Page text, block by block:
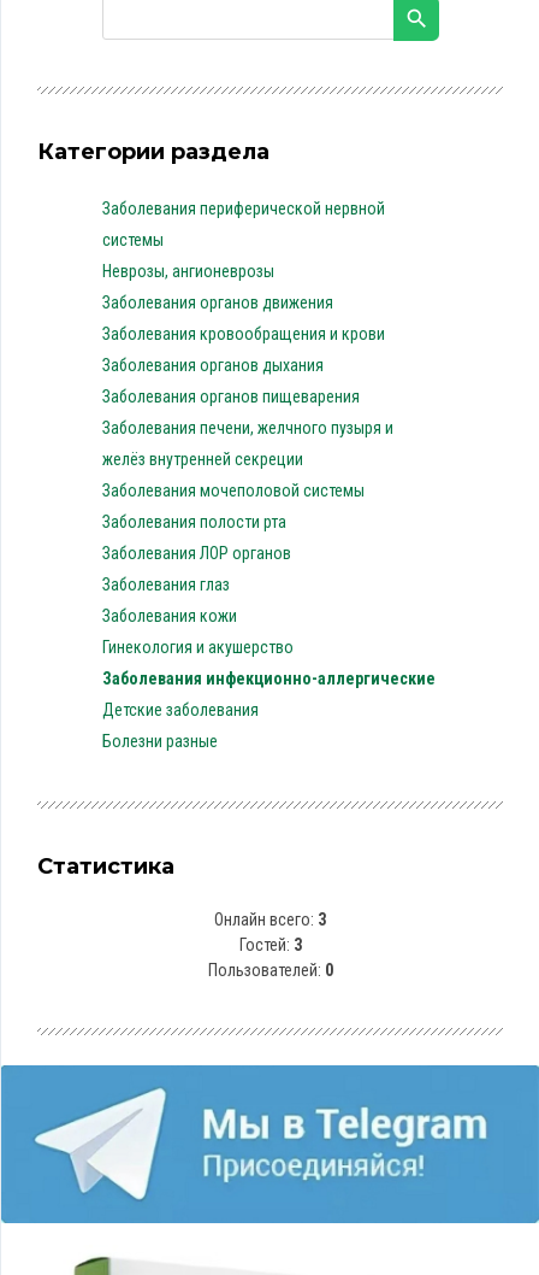
Категории раздела
Заболевания периферической нервной
системы
Неврозы, ангионеврозы
Заболевания органов движения
Заболевания кровообращения и крови
Заболевания органов дыхания
Заболевания органов пищеварения
Заболевания печени, желчного пузыря и
желёз внутренней секреции
Заболевания мочеполовой системы
Заболевания полости рта
Заболевания ЛОР органов
Заболевания глаз
Заболевания кожи
Гинекология и акушерство
Заболевания инфекционно-аллергические
Детские заболевания
Болезни разные
Статистика
Онлайн всего: 3
Гостей: 3
Пользователей: 0